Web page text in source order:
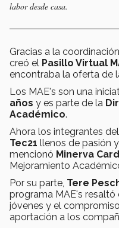
labor desde casa.
Gracias a la
creó el Pasillo Virtual
encontraba la oferta de
Los MAE's son una
años y es parte de la
Académico.
Ahora los integrantes
Tec21 llenos de pasión
mencionó Minerva
Mejoramiento
Por su parte, Tere
programa MAE's
jóvenes y el
aportación a los